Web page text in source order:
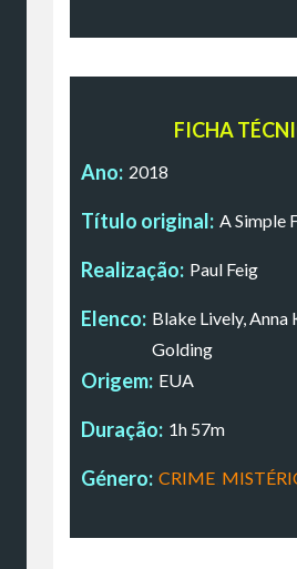
FICHA
Ano: 2018
Título original: A Simple
Realização: Paul Feig
Elenco: Blake Lively,
Golding
Origem: EUA
Duração: 1h 57m
Género: CRIME,